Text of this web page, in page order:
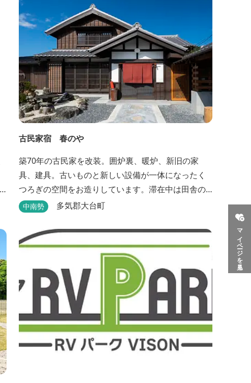
マイページを見る
古民家宿 春のや
築70年の古民家を改装。囲炉裏、暖炉、新旧の家
具、建具。古いものと新しい設備が一体になったく
つろぎの空間をお造りしています。滞在中は田舎の
のんびりした時間、再生古民家の快適さをお楽しみ
20：00の間にお願いいたします。 《 チェックアウト
》 10：00まで 【御利用料金】 一日一組様１棟貸し
中南勢 多気郡大台町